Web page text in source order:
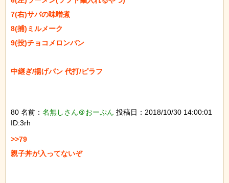
7(右)サバの味噌煮
8(捕)ミルメーク
9(投)チョコメロンパン
中継ぎ/揚げパン 代打/ピラフ
80 名前： 名無しさん＠おーぷん 投稿日：2018/10/30 14:00:01
ID:3rh
>>79
親子丼が入ってないぞ